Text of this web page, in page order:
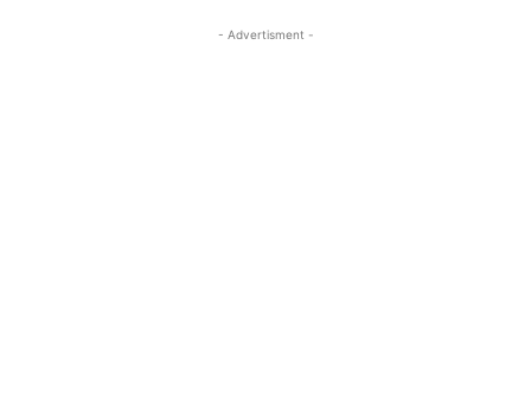
- Advertisment -